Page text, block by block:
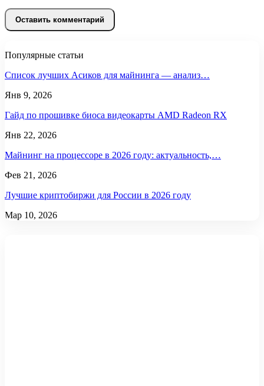
Популярные статьи
Список лучших Асиков для майнинга — анализ…
Янв 9, 2026
Гайд по прошивке биоса видеокарты AMD Radeon RX
Янв 22, 2026
Майнинг на процессоре в 2026 году: актуальность,…
Фев 21, 2026
Лучшие криптобиржи для России в 2026 году
Мар 10, 2026